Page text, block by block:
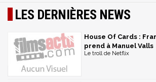
LES DERNIÈRES NEWS
House Of Cards :
prend à Manuel Valls
Le troll de Netflix